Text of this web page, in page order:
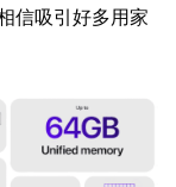
信吸引好多用家